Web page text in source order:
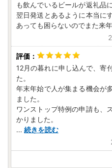
も飲んでいるビールが返礼品
翌日発送とあるように本当に
あっても困らないのでまた来
12月の暮れに申し込んで、寄
た。
年末年始で人が集まる機会が
ました。
ワンストップ特例の申請も、
かりました。
... 続きを読む